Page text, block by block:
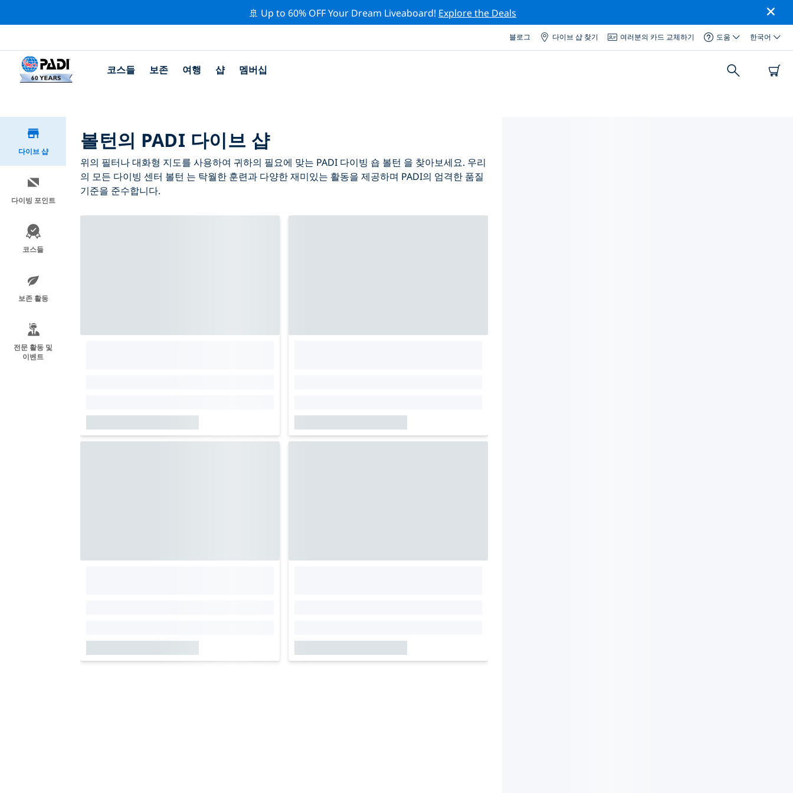
🚢 Up to 60% OFF Your Dream Liveaboard! Explore the Deals
블로그 다이브 샵 찾기 여러분의 카드 교체하기 도움 한국어
코스들 보존 여행 샵 멤버십
다이브 샵
다이빙 포인트
코스들
보존 활동
전문 활동 및
이벤트
볼턴의 PADI 다이브 샵
위의 필터나 대화형 지도를 사용하여 귀하의 필요에 맞는 PADI 다이빙 숍 볼턴 을 찾아보세요. 우리
의 모든 다이빙 센터 볼턴 는 탁월한 훈련과 다양한 재미있는 활동을 제공하며 PADI의 엄격한 품질
기준을 준수합니다.